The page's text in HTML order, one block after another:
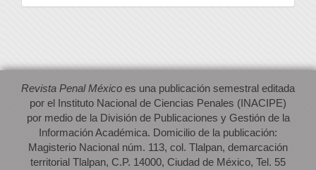
artículo
Revista Penal México es una publicación semestral editada
por el Instituto Nacional de Ciencias Penales (INACIPE)
por medio de la División de Publicaciones y Gestión de la
Información Académica. Domicilio de la publicación:
Magisterio Nacional núm. 113, col. Tlalpan, demarcación
territorial Tlalpan, C.P. 14000, Ciudad de México, Tel. 55